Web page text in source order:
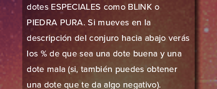
dotes ESPECIALES como BLINK o
PIEDRA PURA. Si mueves en la
descripción del conjuro hacia abajo verás
los % de que sea una dote buena y una
dote mala (si, también puedes obtener
una dote que te da algo negativo).